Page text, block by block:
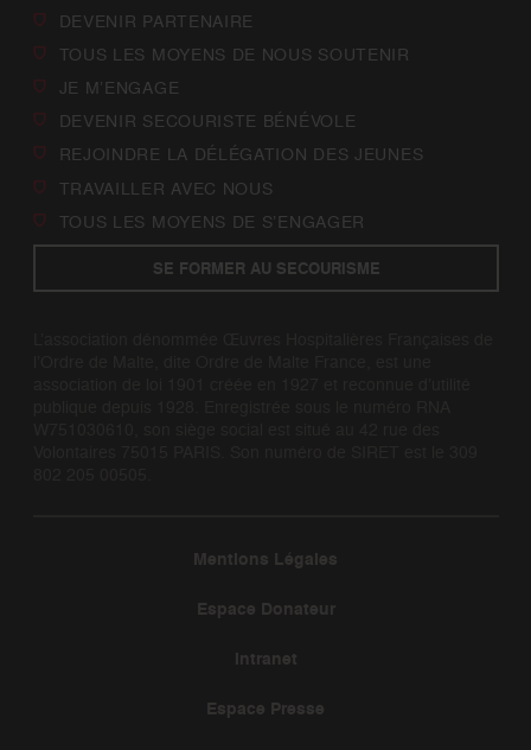
DEVENIR PARTENAIRE
TOUS LES MOYENS DE NOUS SOUTENIR
JE M’ENGAGE
DEVENIR SECOURISTE BÉNÉVOLE
REJOINDRE LA DÉLÉGATION DES JEUNES
TRAVAILLER AVEC NOUS
TOUS LES MOYENS DE S’ENGAGER
SE FORMER AU SECOURISME
Mentions Légales
Espace Donateur
Intranet
Espace Presse